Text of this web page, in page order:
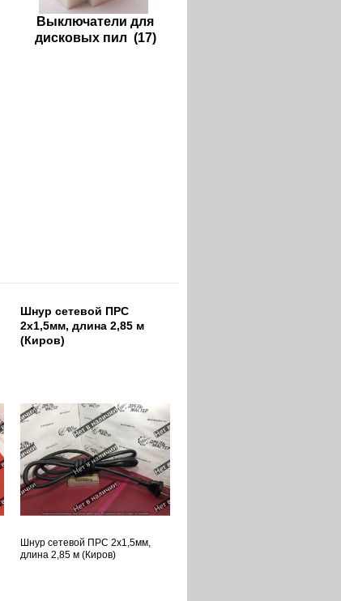
Выключатели для
дисковых пил (17)
Шнур сетевой ПРС
2х1,5мм, длина 2,85 м
(Киров)
Шнур сетевой ПРС 2х1,5мм,
длина 2,85 м (Киров)